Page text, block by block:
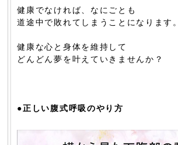
健康でなければ、なにごとも
道途中で敗れてしまうことになります。
健康な心と身体を維持して
どんどん夢を叶えていきませんか？
●正しい腹式呼吸のやり方